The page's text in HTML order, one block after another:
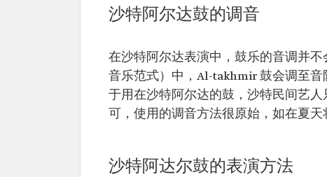
沙特阿尔达鼓的调音
在沙特阿尔达表演中，鼓乐的音调并
音乐范式）中，Al-takhmir 鼓会调至
于用在沙特阿尔达的鼓，沙特民间艺
可，使用的调音方法很原始，如在夏
沙特阿达尔鼓的表演方法